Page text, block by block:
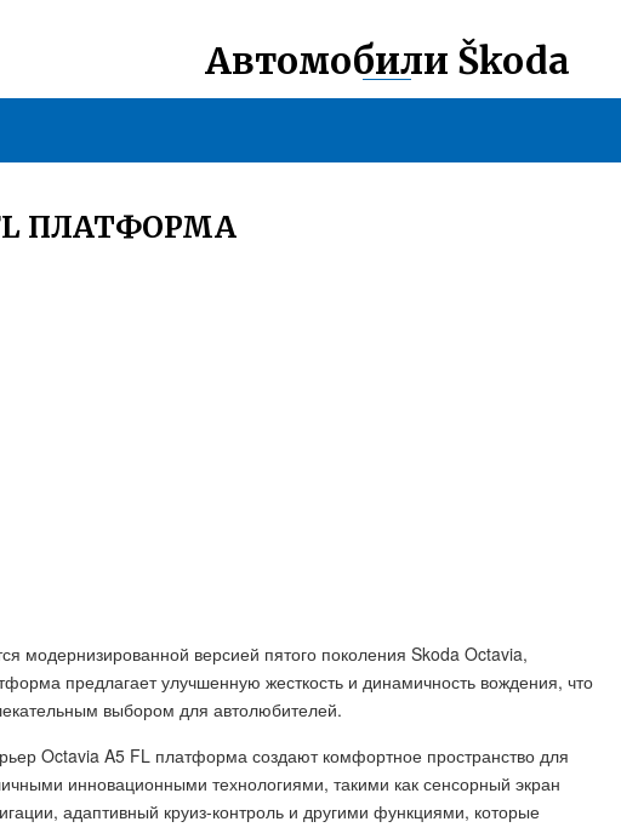
Автомобили Škoda
FL ПЛАТФОРМА
модернизированной версией пятого поколения Skoda Octavia,
предлагает улучшенную жесткость и динамичность вождения, что
выбором для автолюбителей.
Octavia A5 FL платформа создают комфортное пространство для
инновационными технологиями, такими как сенсорный экран
адаптивный круиз-контроль и другими функциями, которые